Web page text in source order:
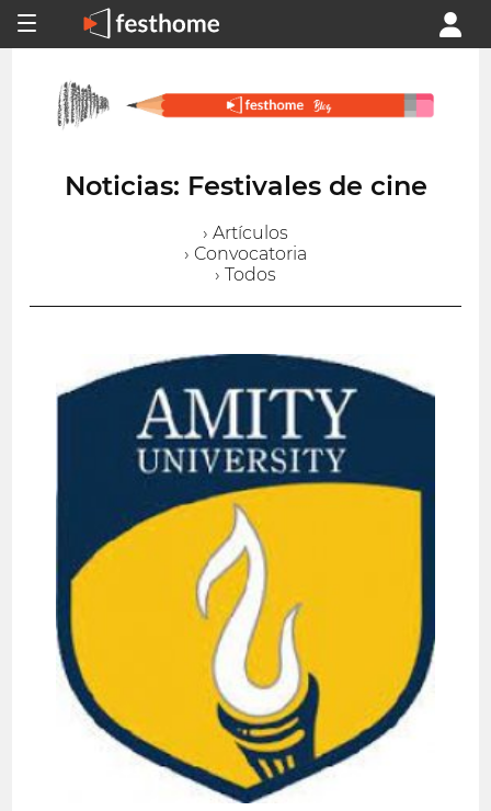
Noticias: Festivales de cine
› Artículos
› Convocatoria
› Todos